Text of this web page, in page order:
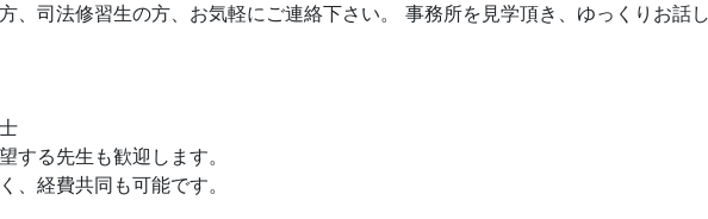
、司法修習生の方、お気軽にご連絡下さい。 事務所を見学頂き、ゆっくりお話し
する先生も歓迎します。
、経費共同も可能です。